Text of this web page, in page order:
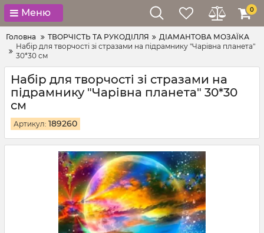
Меню 0
Головна ТВОРЧІСТЬ ТА РУКОДІЛЛЯ
ДІАМАНТОВА МОЗАЇКА
Набір для творчості зі стразами на підрамнику "Чарівна планета"
30*30 см
Набір для творчості зі стразами на
підрамнику "Чарівна планета" 30*30
см
Артикул: 189260